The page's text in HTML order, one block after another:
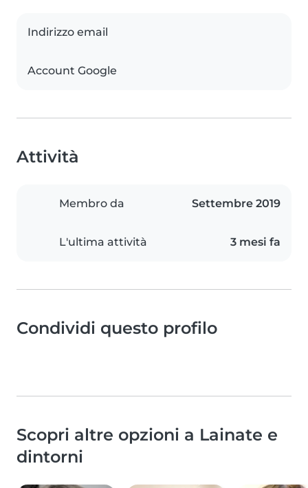
Indirizzo email
Account Google
Attività
Membro da Settembre 2019
L'ultima attività 3 mesi fa
Condividi questo profilo
Scopri altre opzioni a Lainate e
dintorni